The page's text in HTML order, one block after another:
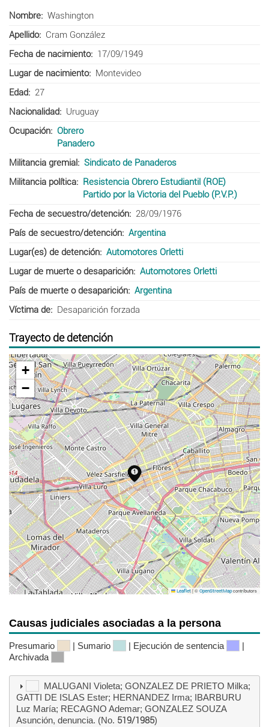
Nombre
Washington
Apellido
Cram González
Fecha de nacimiento
17/09/1949
Lugar de nacimiento
Montevideo
Edad
27
Nacionalidad
Uruguay
Ocupación
Obrero
Panadero
Militancia gremial
Sindicato de Panaderos
Militancia política
Resistencia Obrero Estudiantil (ROE)
Partido por la Victoria del Pueblo (P.V.P.)
Fecha de secuestro/detención
28/09/1976
País de secuestro/detención
Argentina
Lugar(es) de detención
Automotores Orletti
Lugar de muerte o desaparición
Automotores Orletti
País de muerte o desaparición
Argentina
Víctima de
Desaparición forzada
Trayecto de detención
+
−
Leaflet |© OpenStreetMapcontributors
Causas judiciales asociadas a la persona
Presumario | Sumario | Ejecución de sentencia
|
Archivada
MALUGANI Violeta; GONZALEZ DE PRIETO Milka;
GATTI DE ISLAS Ester; HERNANDEZ Irma; IBARBURU
Luz María; RECAGNO Ademar; GONZALEZ SOUZA
Asunción, denuncia. (No. 519/1985)